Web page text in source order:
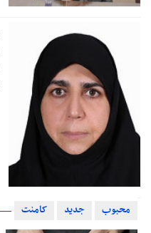
محبوب جدید کامنت